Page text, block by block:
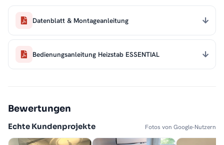
Datenblatt & Montageanleitung
Bedienungsanleitung Heizstab ESSENTIAL
Bewertungen
Echte Kundenprojekte Fotos von Google-Nutzern